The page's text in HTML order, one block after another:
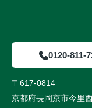
0120-811-
〒617-0814
京都府長岡京市今里